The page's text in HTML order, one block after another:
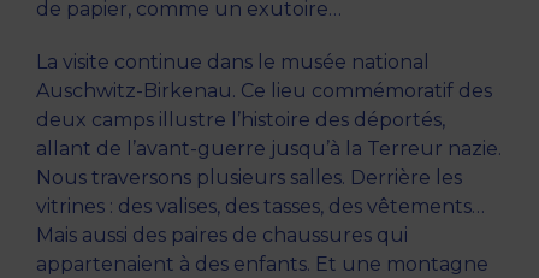
de papier, comme un exutoire…
La visite continue dans le musée national
Auschwitz-Birkenau. Ce lieu commémoratif des
deux camps illustre l’histoire des déportés,
allant de l’avant-guerre jusqu’à la Terreur nazie.
Nous traversons plusieurs salles. Derrière les
vitrines : des valises, des tasses, des vêtements…
Mais aussi des paires de chaussures qui
appartenaient à des enfants. Et une montagne